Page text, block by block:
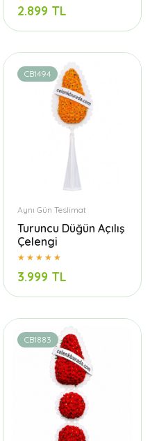
2.899 TL
CB1494
Aynı Gün Teslimat
Turuncu Düğün Açılış
Çelengi
3.999 TL
CB1883